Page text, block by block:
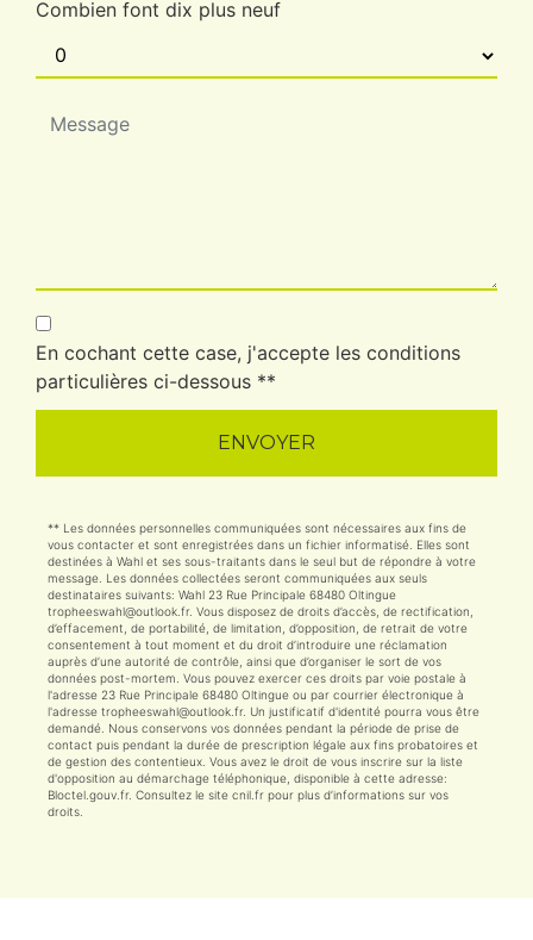
Combien font dix plus neuf
En cochant cette case, j'accepte les conditions
particulières ci-dessous **
ENVOYER
** Les données personnelles communiquées sont nécessaires aux fins de
vous contacter et sont enregistrées dans un fichier informatisé. Elles sont
destinées à Wahl et ses sous-traitants dans le seul but de répondre à votre
message. Les données collectées seront communiquées aux seuls
destinataires suivants: Wahl 23 Rue Principale 68480 Oltingue
tropheeswahl@outlook.fr. Vous disposez de droits d’accès, de rectification,
d’effacement, de portabilité, de limitation, d’opposition, de retrait de votre
consentement à tout moment et du droit d’introduire une réclamation
auprès d’une autorité de contrôle, ainsi que d’organiser le sort de vos
données post-mortem. Vous pouvez exercer ces droits par voie postale à
l'adresse 23 Rue Principale 68480 Oltingue ou par courrier électronique à
l'adresse tropheeswahl@outlook.fr. Un justificatif d'identité pourra vous être
demandé. Nous conservons vos données pendant la période de prise de
contact puis pendant la durée de prescription légale aux fins probatoires et
de gestion des contentieux. Vous avez le droit de vous inscrire sur la liste
d'opposition au démarchage téléphonique, disponible à cette adresse:
Bloctel.gouv.fr. Consultez le site cnil.fr pour plus d’informations sur vos
droits.